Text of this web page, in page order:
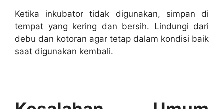
Ketika inkubator tidak digunakan, simpan di
tempat yang kering dan bersih. Lindungi dari
debu dan kotoran agar tetap dalam kondisi baik
saat digunakan kembali.